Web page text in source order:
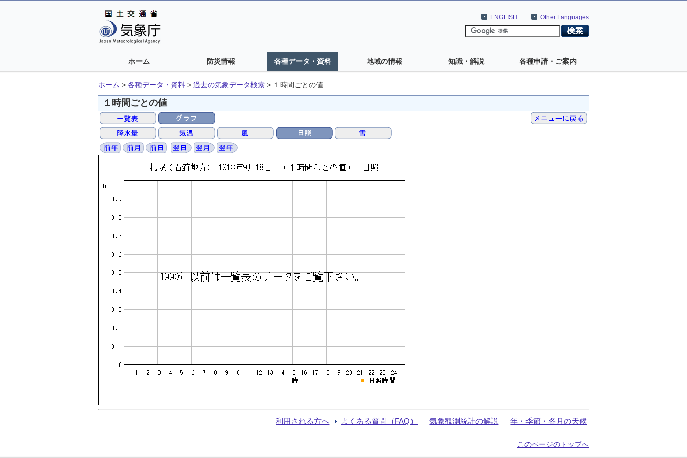
Other Languages
ENGLISH
ホーム 防災情報 各種データ・資料 地域の情報 知識・解説 各種申請・ご案内
ホーム > 各種データ・資料 > 過去の気象データ検索 > １時間ごとの値
１時間ごとの値
利用される方へ よくある質問（FAQ） 気象観測統計の解説 年・季節・各月の天候
このページのトップへ